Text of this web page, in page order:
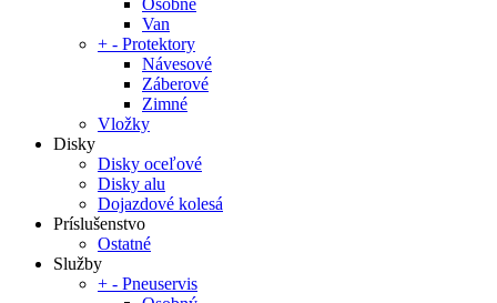
Osobné
Van
+ - Protektory
Návesové
Záberové
Zimné
Vložky
Disky
Disky oceľové
Disky alu
Dojazdové kolesá
Príslušenstvo
Ostatné
Služby
+ - Pneuservis